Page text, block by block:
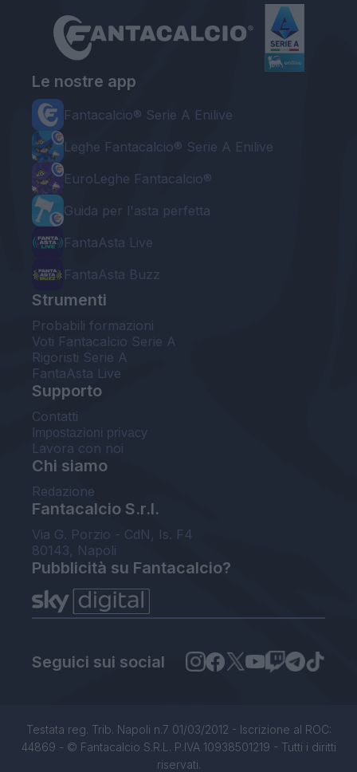
Le nostre app
Fantacalcio® Serie A Enilive
Leghe Fantacalcio® Serie A Enilive
EuroLeghe Fantacalcio®
Guida per l'asta perfetta
FantaAsta Live
FantaAsta Buzz
Strumenti
Probabili formazioni
Voti Fantacalcio Serie A
Rigoristi Serie A
FantaAsta Live
Supporto
Contatti
Impostazioni privacy
Lavora con noi
Chi siamo
Redazione
Fantacalcio S.r.l.
Via G. Porzio - CdN, Is. F4
80143, Napoli
Pubblicità su Fantacalcio?
Seguici sui social
Testata reg. Trib. Napoli n.7 01/03/2012 - Iscrizione al ROC:
44869 - © Fantacalcio S.R.L. P.IVA 10938501219 - Tutti i diritti
riservati.